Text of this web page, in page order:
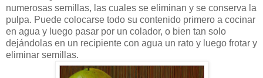
numerosas semillas, las cuales se eliminan y se conserva la
pulpa. Puede colocarse todo su contenido primero a cocinar
en agua y luego pasar por un colador, o bien tan solo
dejándolas en un recipiente con agua un rato y luego frotar y
eliminar semillas.